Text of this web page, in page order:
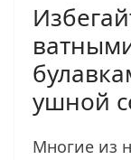
ушной
Многие из